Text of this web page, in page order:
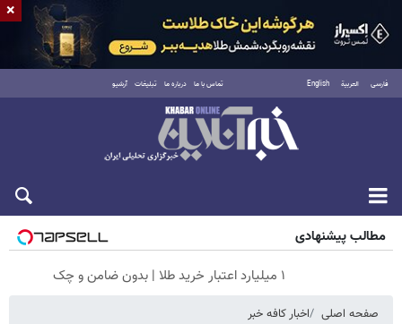
فارسی العربية English تماس با ما درباره ما تبلیغات آرشیو
شنبه ۱۷ مرداد ۱۴۰۵
مطالب پیشنهادی
۱ میلیارد اعتبار خرید طلا | بدون ضامن و چک
صفحه اصلی اخبار کافه خبر
×